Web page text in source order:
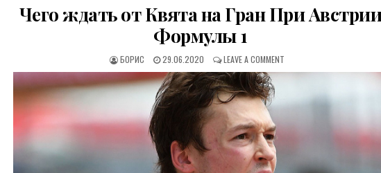
S
T
E
D
I
N
Чего ждать от Квята на Гран При Австрии
Формулы 1
БОРИС 29.06.2020 LEAVE A COMMENT